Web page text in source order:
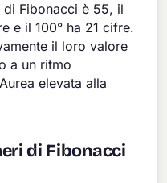
di Fibonacci è 55, il
e il 100° ha 21 cifre.
il loro valore
a un ritmo
elevata alla
di Fibonacci